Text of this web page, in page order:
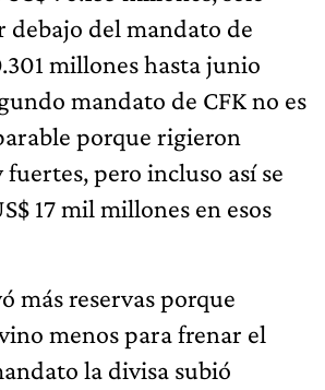
debajo del mandato de
millones hasta junio
mandato de CFK no es
porque rigieron
pero incluso así se
17 mil millones en esos
más reservas porque
menos para frenar el
la divisa subió